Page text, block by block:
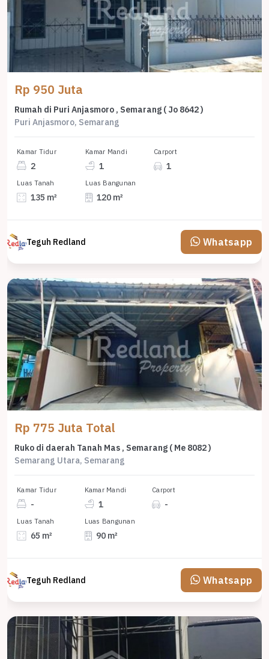
Rp 950 Juta
Rumah di Puri Anjasmoro , Semarang ( Jo 8642 )
Puri Anjasmoro, Semarang
Kamar Tidur
2
Kamar Mandi
1
Carport
1
Luas Tanah
135 m²
Luas Bangunan
120 m²
Teguh Redland Whatsapp
Rp 775 Juta Total
Ruko di daerah Tanah Mas , Semarang ( Me 8082 )
Semarang Utara, Semarang
Kamar Tidur
-
Kamar Mandi
1
Carport
-
Luas Tanah
65 m²
Luas Bangunan
90 m²
Teguh Redland Whatsapp